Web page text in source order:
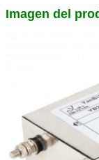
Imagen del